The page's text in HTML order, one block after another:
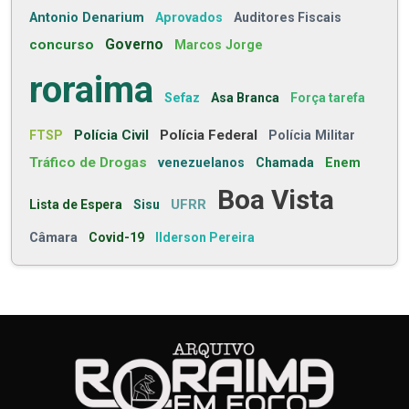
Antonio Denarium Aprovados Auditores Fiscais
concurso Governo Marcos Jorge
roraima Sefaz Asa Branca Força tarefa
FTSP Polícia Civil Polícia Federal Polícia Militar
Tráfico de Drogas venezuelanos Chamada Enem
Lista de Espera Sisu UFRR Boa Vista
Câmara Covid-19 Ilderson Pereira